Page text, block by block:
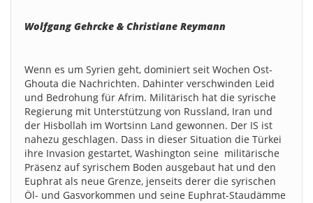
Wolfgang Gehrcke & Christiane Reymann
Wenn es um Syrien geht, dominiert seit Wochen Ost-
Ghouta die Nachrichten. Dahinter verschwinden Leid
und Bedrohung für Afrim. Militärisch hat die syrische
Regierung mit Unterstützung von Russland, Iran und
der Hisbollah im Wortsinn Land gewonnen. Der IS ist
nahezu geschlagen. Dass in dieser Situation die Türkei
ihre Invasion gestartet, Washington seine militärische
Präsenz auf syrischem Boden ausgebaut hat und den
Euphrat als neue Grenze, jenseits derer die syrischen
Öl- und Gasvorkommen und seine Euphrat-Staudämme